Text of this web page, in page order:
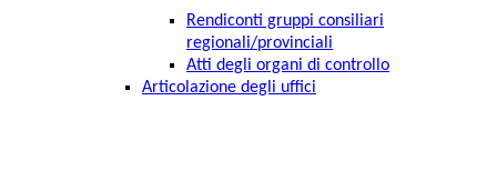
Rendiconti gruppi consiliari
regionali/provinciali
Atti degli organi di controllo
Articolazione degli uffici